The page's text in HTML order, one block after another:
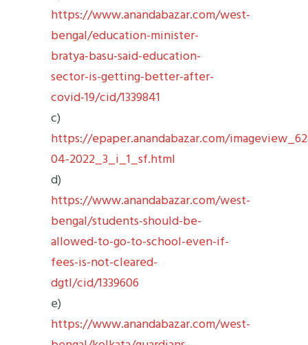
https://www.anandabazar.com/west-
bengal/education-minister-
bratya-basu-said-education-
sector-is-getting-better-after-
covid-19/cid/1339841
c)
https://epaper.anandabazar.com/
04-2022_3_i_1_sf.html
d)
https://www.anandabazar.com/west-
bengal/students-should-be-
allowed-to-go-to-school-even-if-
fees-is-not-cleared-
dgtl/cid/1339606
e)
https://www.anandabazar.com/west-